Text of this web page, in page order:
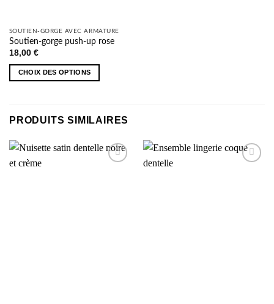
SOUTIEN-GORGE AVEC ARMATURE
Soutien-gorge push-up rose
18,00 €
CHOIX DES OPTIONS
plusieurs
Les
options
PRODUITS SIMILAIRES